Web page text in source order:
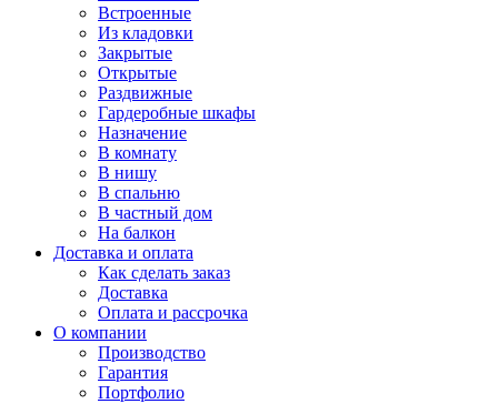
Встроенные
Из кладовки
Закрытые
Открытые
Раздвижные
Гардеробные шкафы
Назначение
В комнату
В нишу
В спальню
В частный дом
На балкон
Доставка и оплата
Как сделать заказ
Доставка
Оплата и рассрочка
О компании
Производство
Гарантия
Портфолио